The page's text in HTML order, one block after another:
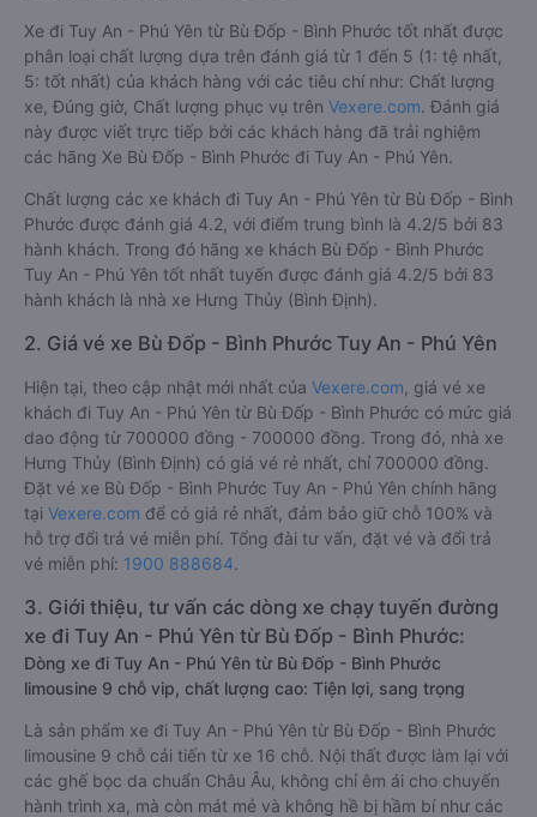
Xe đi Tuy An - Phú Yên từ Bù Đốp - Bình Phước tốt nhất được
phân loại chất lượng dựa trên đánh giá từ 1 đến 5 (1: tệ nhất,
5: tốt nhất) của khách hàng với các tiêu chí như: Chất lượng
xe, Đúng giờ, Chất lượng phục vụ trên Vexere.com. Đánh giá
này được viết trực tiếp bởi các khách hàng đã trải nghiệm
các hãng Xe Bù Đốp - Bình Phước đi Tuy An - Phú Yên.
Chất lượng các xe khách đi Tuy An - Phú Yên từ Bù Đốp - Bình
Phước được đánh giá 4.2, với điểm trung bình là 4.2/5 bởi 83
hành khách. Trong đó hãng xe khách Bù Đốp - Bình Phước
Tuy An - Phú Yên tốt nhất tuyến được đánh giá 4.2/5 bởi 83
hành khách là nhà xe Hưng Thủy (Bình Định).
2. Giá vé xe Bù Đốp - Bình Phước Tuy An - Phú Yên
Hiện tại, theo cập nhật mới nhất của Vexere.com , giá vé xe
khách đi Tuy An - Phú Yên từ Bù Đốp - Bình Phước có mức giá
dao động từ 700000 đồng - 700000 đồng. Trong đó, nhà xe
Hưng Thủy (Bình Định) có giá vé rẻ nhất, chỉ 700000 đồng.
Đặt vé xe Bù Đốp - Bình Phước Tuy An - Phú Yên chính hãng
tại Vexere.com để có giá rẻ nhất, đảm bảo giữ chỗ 100% và
hỗ trợ đổi trả vé miễn phí. Tổng đài tư vấn, đặt vé và đổi trả
vé miễn phí: 1900 888684.
3. Giới thiệu, tư vấn các dòng xe chạy tuyến đường
xe đi Tuy An - Phú Yên từ Bù Đốp - Bình Phước:
Dòng xe đi Tuy An - Phú Yên từ Bù Đốp - Bình Phước
limousine 9 chỗ vip, chất lượng cao: Tiện lợi, sang trọng
Là sản phẩm xe đi Tuy An - Phú Yên từ Bù Đốp - Bình Phước
limousine 9 chỗ cải tiến từ xe 16 chỗ. Nội thất được làm lại với
các ghế bọc da chuẩn Châu Âu, không chỉ êm ái cho chuyến
hành trình xa, mà còn mát mẻ và không hề bị hầm bí như các